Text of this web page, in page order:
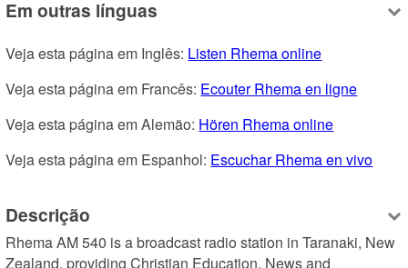
Em outras línguas
Veja esta página em Inglês: Listen Rhema online
Veja esta página em Francês: Ecouter Rhema en ligne
Veja esta página em Alemão: Hören Rhema online
Veja esta página em Espanhol: Escuchar Rhema en vivo
Descrição
Rhema AM 540 is a broadcast radio station in Taranaki, New
Zealand, providing Christian Education, News and